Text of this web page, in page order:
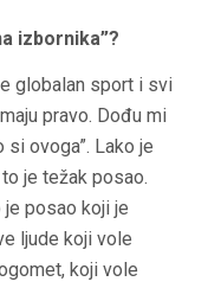
izbornika”?
globalan sport i svi
pravo. Dođu mi
si ovoga”. Lako je
je težak posao.
posao koji je
ljude koji vole
koji vole